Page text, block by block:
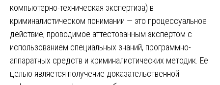
компьютерно-техническая экспертиза) в
криминалистическом понимании — это процессуальное
действие, проводимое аттестованным экспертом с
использованием специальных знаний, программно-
аппаратных средств и криминалистических методик. Её
целью является получение доказательственной